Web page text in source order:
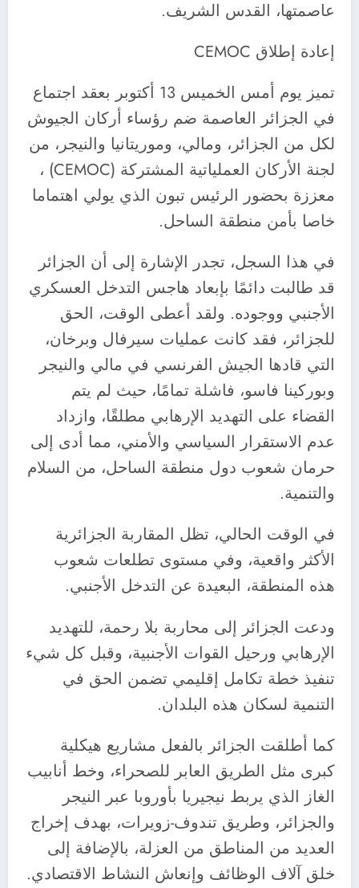
عاصمتها، القدس الشريف.
إعادة إطلاق CEMOC
تميز يوم أمس الخميس 13 أكتوبر بعقد اجتماع
في الجزائر العاصمة ضم رؤساء أركان الجيوش
لكل من الجزائر، ومالي، وموريتانيا والنيجر، من
لجنة الأركان العملياتية المشتركة (CEMOC) ،
معززة بحضور الرئيس تبون الذي يولي اهتماما
خاصا بأمن منطقة الساحل.
في هذا السجل، تجدر الإشارة إلى أن الجزائر
قد طالبت دائمًا بإبعاد هاجس التدخل العسكري
الأجنبي ووجوده. ولقد أعطى الوقت، الحق
للجزائر، فقد كانت عمليات سيرفال وبرخان،
التي قادها الجيش الفرنسي في مالي والنيجر
وبوركينا فاسو، فاشلة تمامًا، حيث لم يتم
القضاء على التهديد الإرهابي مطلقًا، وازداد
عدم الاستقرار السياسي والأمني​، مما أدى إلى
حرمان شعوب دول منطقة الساحل، من السلام
والتنمية.
في الوقت الحالي، تظل المقاربة الجزائرية
الأكثر واقعية، وفي مستوى تطلعات شعوب
هذه المنطقة، البعيدة عن التدخل الأجنبي.
ودعت الجزائر إلى محاربة بلا رحمة، للتهديد
الإرهابي ورحيل القوات الأجنبية، وقبل كل شيء
تنفيذ خطة تكامل إقليمي تضمن الحق في
التنمية لسكان هذه البلدان.
كما أطلقت الجزائر بالفعل مشاريع هيكلية
كبرى مثل الطريق العابر للصحراء، وخط أنابيب
الغاز الذي يربط نيجيريا بأوروبا عبر النيجر
والجزائر، وطريق تندوف-زويرات، بهدف إخراج
العديد من المناطق من العزلة، بالإضافة إلى
خلق آلاف الوظائف وإنعاش النشاط الاقتصادي.